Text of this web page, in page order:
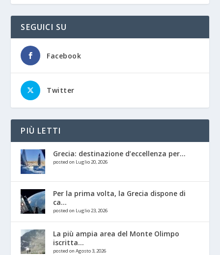
SEGUICI SU
Facebook
Twitter
PIÙ LETTI
Grecia: destinazione d’eccellenza per...
posted on Luglio 20, 2026
Per la prima volta, la Grecia dispone di
ca...
posted on Luglio 23, 2026
La più ampia area del Monte Olimpo
iscritta...
posted on Agosto 3, 2026